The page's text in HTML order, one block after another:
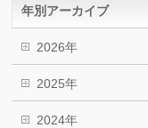
年別アーカイブ
2026年
2025年
2024年